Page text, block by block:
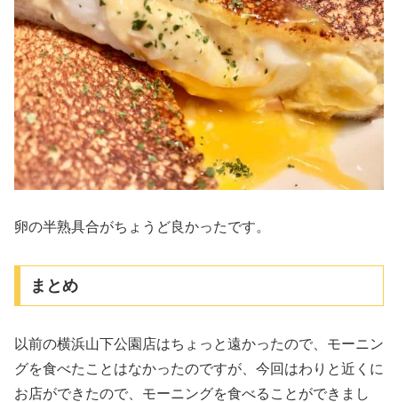
卵の半熟具合がちょうど良かったです。
まとめ
以前の横浜山下公園店はちょっと遠かったので、モーニン
グを食べたことはなかったのですが、今回はわりと近くに
お店ができたので、モーニングを食べることができまし